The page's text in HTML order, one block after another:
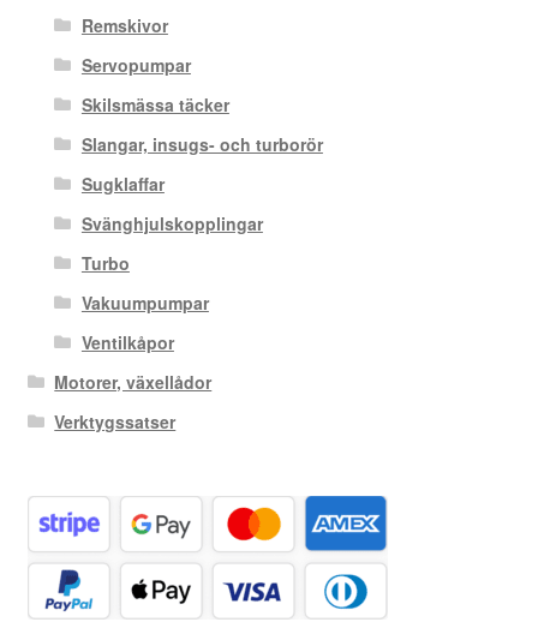
Remskivor
Servopumpar
Skilsmässa täcker
Slangar, insugs- och turborör
Sugklaffar
Svänghjulskopplingar
Turbo
Vakuumpumpar
Ventilkåpor
Motorer, växellådor
Verktygssatser